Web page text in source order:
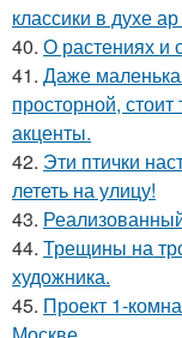
классики в духе
40. О растениях и
41. Даже
просторной,
акценты.
42. Эти птички
лететь на улицу!
43.
44. Трещины на
художника.
45. Проект 1-